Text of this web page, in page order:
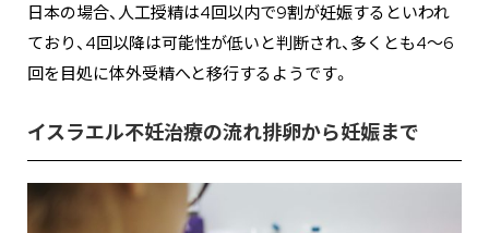
日本の場合、人工授精は4回以内で9割が妊娠するといわれ
ており、4回以降は可能性が低いと判断され、多くとも4～6
回を目処に体外受精へと移行するようです。
イスラエル不妊治療の流れ排卵から妊娠まで